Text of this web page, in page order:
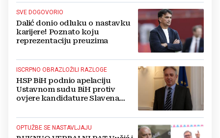
SVE DOGOVORIO
Dalić donio odluku o nastavku
karijere! Poznato koju
reprezentaciju preuzima
ISCRPNO OBRAZLOŽILI RAZLOGE
HSP BiH podnio apelaciju
Ustavnom sudu BiH protiv
ovjere kandidature Slavena
OPTUŽBE SE NASTAVLJAJU